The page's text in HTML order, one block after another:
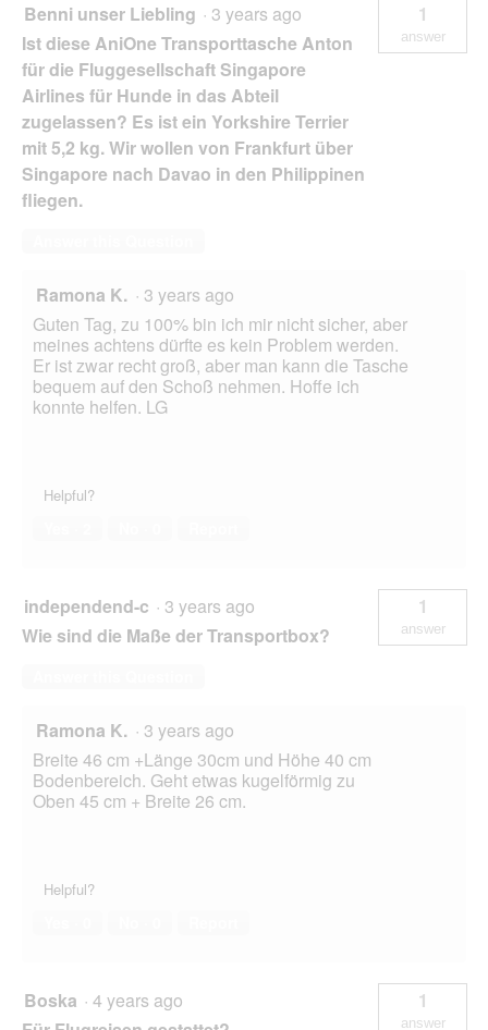
Benni unser Liebling · 3 years ago
Ist diese AniOne Transporttasche Anton
für die Fluggesellschaft Singapore
Airlines für Hunde in das Abteil
zugelassen? Es ist ein Yorkshire Terrier
mit 5,2 kg. Wir wollen von Frankfurt über
Singapore nach Davao in den Philippinen
fliegen.
1
answer
Ramona K. · 3 years ago
Guten Tag, zu 100% bin ich mir nicht sicher, aber
meines achtens dürfte es kein Problem werden.
Er ist zwar recht groß, aber man kann die Tasche
bequem auf den Schoß nehmen. Hoffe ich
konnte helfen. LG
Helpful?
independend-c · 3 years ago
Wie sind die Maße der Transportbox?
1
answer
Ramona K. · 3 years ago
Breite 46 cm +Länge 30cm und Höhe 40 cm
Bodenbereich. Geht etwas kugelförmig zu
Oben 45 cm + Breite 26 cm.
Helpful?
Boska · 4 years ago
1
answer